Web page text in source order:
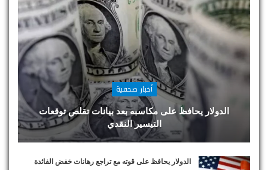
أخبار صحفية
الدولار يحافظ على مكاسبه بعد بيانات تقلص توقعات
التيسير النقدي
الدولار يحافظ على قوته مع تراجع رهانات خفض الفائدة